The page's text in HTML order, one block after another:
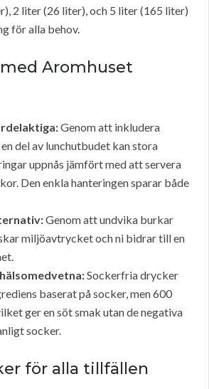
2 liter (26 liter), och 5 liter (165 liter)
för alla behov.
Aromhuset
Genom att inkludera
del av lunchutbudet kan stora
uppnås jämfört med att servera
Den enkla hanteringen sparar både
Genom att undvika burkar
miljöavtrycket och ni bidrar till en
Sockerfria drycker
baserat på socker, men 600
ger en söt smak utan de negativa
socker.
för alla tillfällen